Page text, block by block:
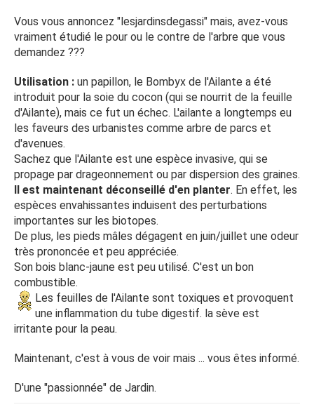
Vous vous annoncez "lesjardinsdegassi" mais, avez-vous
vraiment étudié le pour ou le contre de l'arbre que vous
demandez ???
Utilisation : un papillon, le Bombyx de l'Ailante a été
introduit pour la soie du cocon (qui se nourrit de la feuille
d'Ailante), mais ce fut un échec. L'ailante a longtemps eu
les faveurs des urbanistes comme arbre de parcs et
d'avenues.
Sachez que l'Ailante est une espèce invasive, qui se
propage par drageonnement ou par dispersion des graines.
Il est maintenant déconseillé d'en planter. En effet, les
espèces envahissantes induisent des perturbations
importantes sur les biotopes.
De plus, les pieds mâles dégagent en juin/juillet une odeur
très prononcée et peu appréciée.
Son bois blanc-jaune est peu utilisé. C'est un bon
combustible.
Les feuilles de l'Ailante sont toxiques et provoquent
une inflammation du tube digestif. la sève est
irritante pour la peau.
Maintenant, c'est à vous de voir mais ... vous êtes informé.
D'une "passionnée" de Jardin.